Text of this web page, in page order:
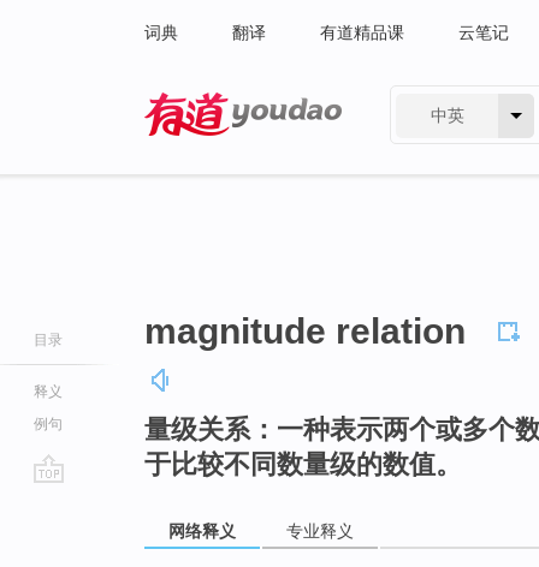
词典 翻译 有道精品课 云笔记
中英
目录
释义
例句
magnitude relation
量级关系：一种表示两个或多个
于比较不同数量级的数值。
网络释义 专业释义